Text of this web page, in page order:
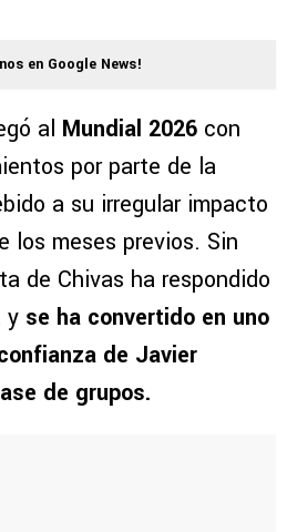
en Google News!
al Mundial 2026 con
por parte de la
a su irregular impacto
los meses previos. Sin
de Chivas ha respondido
y se ha convertido en uno
de Javier
de grupos.